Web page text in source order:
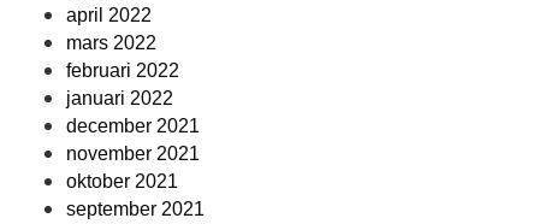
april 2022
mars 2022
februari 2022
januari 2022
december 2021
november 2021
oktober 2021
september 2021